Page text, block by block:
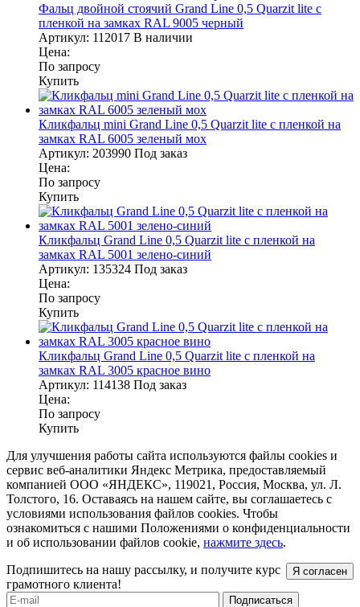
Фальц двойной стоячий Grand Line 0,5 Quarzit lite с
пленкой на замках RAL 9005 черный
Артикул: 112017 В наличии
Цена:
По запросу
Купить
Кликфальц mini Grand Line 0,5 Quarzit lite с пленкой на
замках RAL 6005 зеленый мох
Артикул: 203990 Под заказ
Цена:
По запросу
Купить
Кликфальц Grand Line 0,5 Quarzit lite с пленкой на
замках RAL 5001 зелено-синий
Артикул: 135324 Под заказ
Цена:
По запросу
Купить
Кликфальц Grand Line 0,5 Quarzit lite с пленкой на
замках RAL 3005 красное вино
Артикул: 114138 Под заказ
Цена:
По запросу
Купить
Для улучшения работы сайта используются файлы cookies и
сервис веб-аналитики Яндекс Метрика, предоставляемый
компанией ООО «ЯНДЕКС», 119021, Россия, Москва, ул. Л.
Толстого, 16. Оставаясь на нашем сайте, вы соглашаетесь с
условиями использования файлов cookies. Чтобы
ознакомиться с нашими Положениями о конфиденциальности
и об использовании файлов cookie, нажмите здесь.
Я согласен
Подпишитесь на нашу рассылку, и получите курс
грамотного клиента!